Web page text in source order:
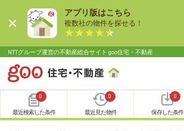
アプリ版はこちら
複数社の物件を探せる！
NTTグループ運営の不動産総合サイト goo住宅・不動産
0
最近検索した条件
0
最近見た物件
0
保存した条件